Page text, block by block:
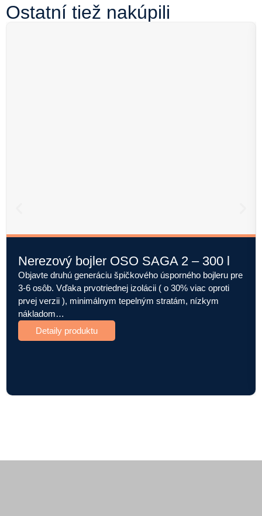
Ostatní tiež nakúpili
Nerezový bojler OSO SAGA 2 – 300 l
Objavte druhú generáciu špičkového úsporného bojleru pre
3-6 osôb. Vďaka prvotriednej izolácii ( o 30% viac oproti
prvej verzii ), minimálnym tepelným stratám, nízkym
nákladom…
Detaily produktu